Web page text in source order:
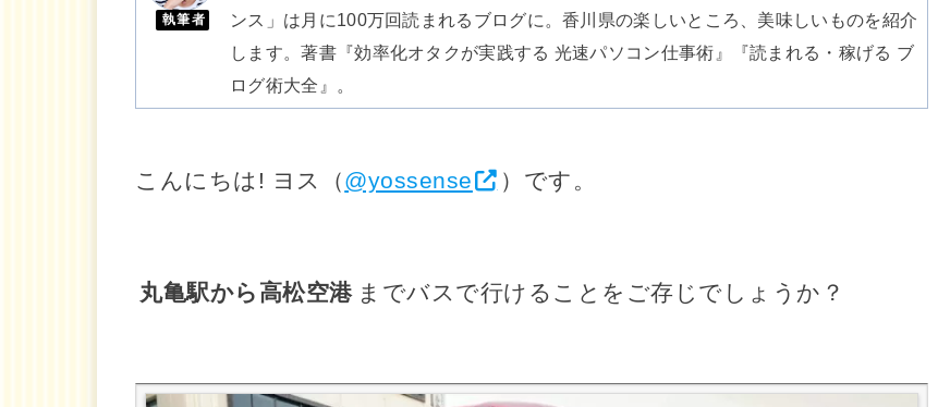
執筆者
ンス」は月に100万回読まれるブログに。香川県の楽しいところ、美味しいものを紹介
します。著書『効率化オタクが実践する 光速パソコン仕事術』『読まれる・稼げる ブ
ログ術大全』。
こんにちは! ヨス（@yossense ）です。
丸亀駅から高松空港 までバスで行けることをご存じでしょうか？